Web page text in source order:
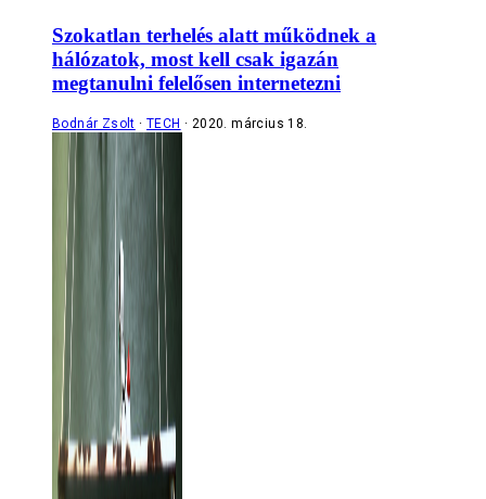
Szokatlan terhelés alatt működnek a
hálózatok, most kell csak igazán
megtanulni felelősen internetezni
Bodnár Zsolt TECH 2020. március 18.